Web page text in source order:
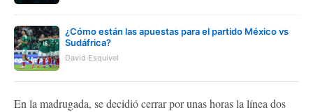
¿Cómo están las apuestas para el partido México vs
Sudáfrica?
David Esquivel
En la madrugada, se decidió cerrar por unas horas la línea dos